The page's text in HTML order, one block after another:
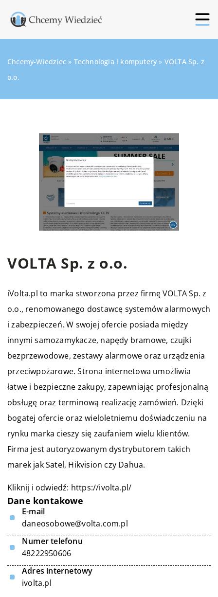
Chcemy-Wiedziec » Technologia i komputery » VOLTA Sp. z
o.o.
VOLTA Sp. z o.o.
iVolta.pl to marka stworzona przez firmę VOLTA Sp. z
o.o., renomowanego dostawcę systemów alarmowych
i zabezpieczeń. W swojej ofercie posiada między
innymi samozamykacze, napędy bramowe, czujki
bezprzewodowe, zestawy alarmowe oraz urządzenia
przeciwpożarowe. Strona internetowa umożliwia
łatwe i bezpieczne zakupy, zapewniając profesjonalną
obsługę oraz terminową realizację zamówień. Dzięki
bogatej ofercie oraz wieloletniemu doświadczeniu na
rynku marka cieszy się zaufaniem wielu klientów.
Firma jest autoryzowanym dystrybutorem takich
marek jak Satel, Hikvision czy Dahua.
Kliknij i odwiedź: https://ivolta.pl/
Dane kontakowe
E-mail
daneosobowe@volta.com.pl
Numer telefonu
48222950606
Adres internetowy
ivolta.pl